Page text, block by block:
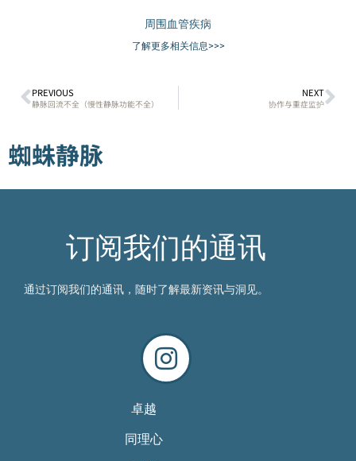
周围血管疾病
了解更多相关信息>>>
PREVIOUS
静脉回流不全（慢性静脉功能不全）
NEXT
协作与重症监护
蜘蛛静脉
订阅我们的通讯
通过订阅我们的通讯，随时了解最新资讯与洞见。
卓越
同理心